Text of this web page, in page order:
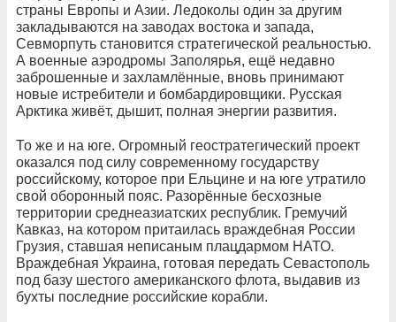
страны Европы и Азии. Ледоколы один за другим
закладываются на заводах востока и запада,
Севморпуть становится стратегической реальностью.
А военные аэродромы Заполярья, ещё недавно
заброшенные и захламлённые, вновь принимают
новые истребители и бомбардировщики. Русская
Арктика живёт, дышит, полная энергии развития.
То же и на юге. Огромный геостратегический проект
оказался под силу современному государству
российскому, которое при Ельцине и на юге утратило
свой оборонный пояс. Разорённые бесхозные
территории среднеазиатских республик. Гремучий
Кавказ, на котором притаилась враждебная России
Грузия, ставшая неписаным плацдармом НАТО.
Враждебная Украина, готовая передать Севастополь
под базу шестого американского флота, выдавив из
бухты последние российские корабли.